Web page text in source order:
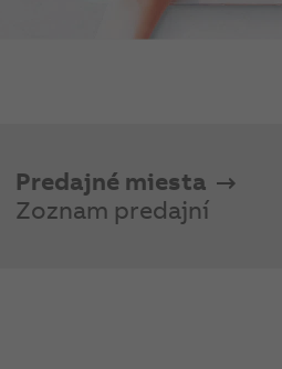
Predajné miesta
Zoznam predajní